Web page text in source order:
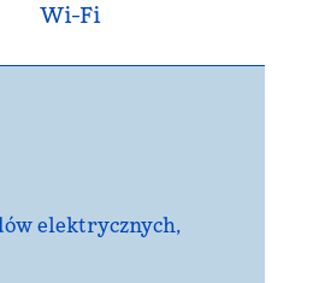
Wi-Fi
elektrycznych,